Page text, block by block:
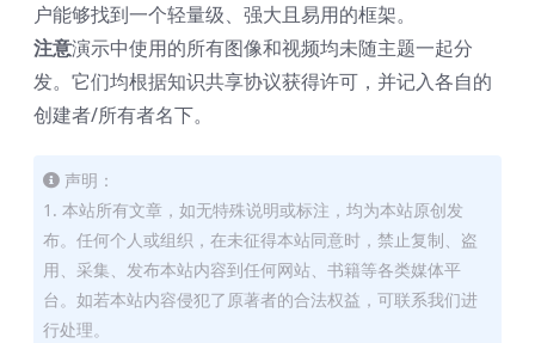
户能够找到一个轻量级、强大且易用的框架。
注意演示中使用的所有图像和视频均未随主题一起分
发。它们均根据知识共享协议获得许可，并记入各自的
创建者/所有者名下。
声明：
1. 本站所有文章，如无特殊说明或标注，均为本站原创发
布。任何个人或组织，在未征得本站同意时，禁止复制、盗
用、采集、发布本站内容到任何网站、书籍等各类媒体平
台。如若本站内容侵犯了原著者的合法权益，可联系我们进
行处理。